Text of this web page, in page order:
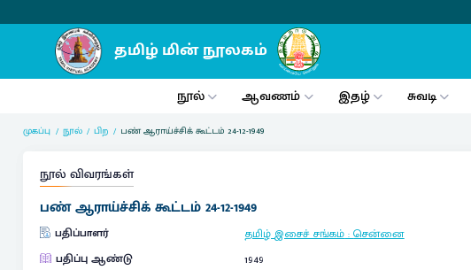
நூல் ஆவணம் இதழ் சுவடி
முகப்பு நூல் பிற பண் ஆராய்ச்சிக் கூட்டம் 24-12-1949
நூல் விவரங்கள்
பண் ஆராய்ச்சிக் கூட்டம் 24-12-1949
பதிப்பாளர் தமிழ் இசைச் சங்கம்:சென்னை
பதிப்பு ஆண்டு
1949